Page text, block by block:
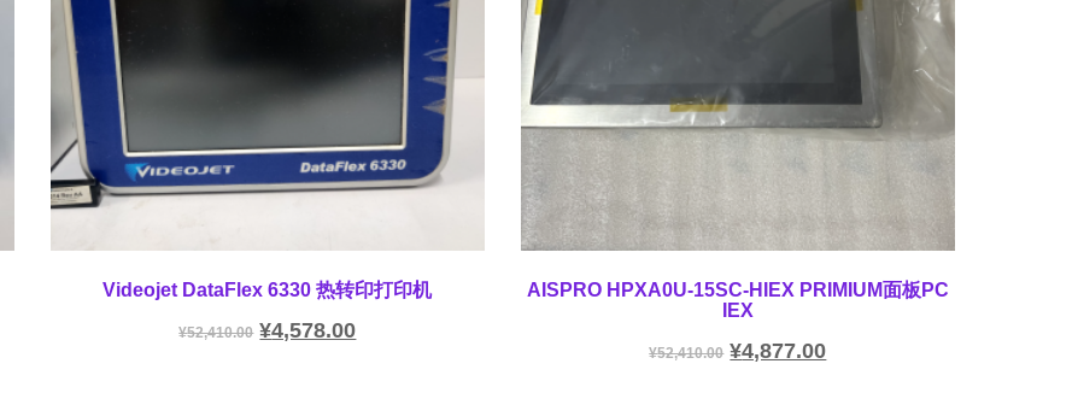
Videojet DataFlex 6330 热转印打印机
¥52,410.00 ¥4,578.00
AISPRO HPXA0U-15SC-HIEX PRIMIUM面板PC
IEX
¥52,410.00 ¥4,877.00